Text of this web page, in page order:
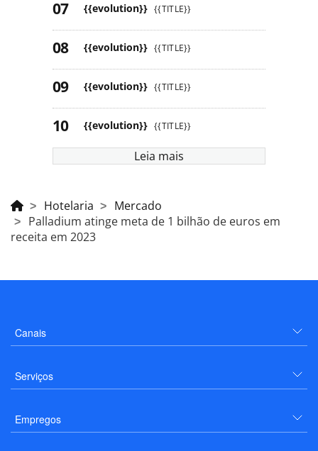
{{evolution}} {{TITLE}}
{{evolution}} {{TITLE}}
{{evolution}} {{TITLE}}
{{evolution}} {{TITLE}}
Leia mais
Hotelaria
Mercado
Palladium atinge meta de 1 bilhão de euros em
receita em 2023
Canais
Serviços
Empregos